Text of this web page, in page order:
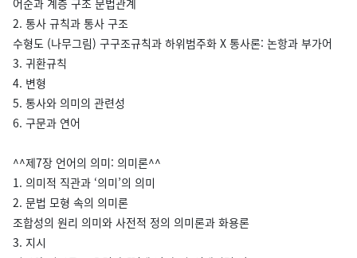
어순과 계층 구조 문법관계
2. 통사 규칙과 통사 구조
수형도 (나무그림) 구구조규칙과 하위범주화 X 통사론: 논항과 부가어
3. 귀환규칙
4. 변형
5. 통사와 의미의 관련성
6. 구문과 연어
^^제7장 언어의 의미: 의미론^^
1. 의미적 직관과 ‘의미’의 의미
2. 문법 모형 속의 의미론
조합성의 원리 의미와 사전적 정의 의미론과 화용론
3. 지시